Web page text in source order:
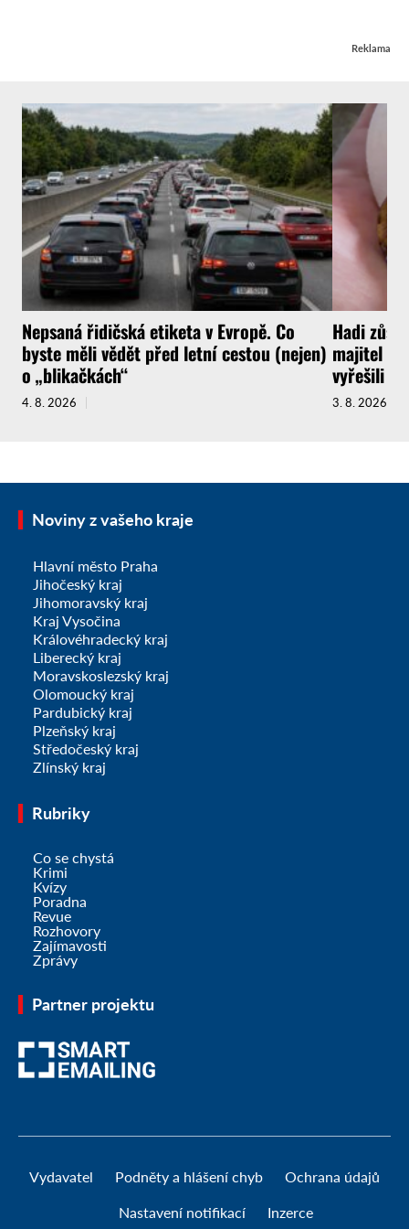
Reklama
Nepsaná řidičská etiketa v Evropě. Co
byste měli vědět před letní cestou (nejen)
o „blikačkách“
4. 8. 2026
Hadi
majitel
vyřešili
3. 8. 2026
Noviny z vašeho kraje
Hlavní město Praha
Jihočeský kraj
Jihomoravský kraj
Kraj Vysočina
Královéhradecký kraj
Liberecký kraj
Moravskoslezský kraj
Olomoucký kraj
Pardubický kraj
Plzeňský kraj
Středočeský kraj
Zlínský kraj
Rubriky
Co se chystá
Krimi
Kvízy
Poradna
Revue
Rozhovory
Zajímavosti
Zprávy
Partner projektu
Vydavatel Podněty a hlášení chyb Ochrana údajů
Nastavení notifikací Inzerce